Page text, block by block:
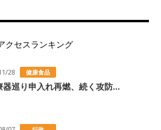
クセスランキング
28 健康食品
器巡り申入れ再燃、続く攻防...